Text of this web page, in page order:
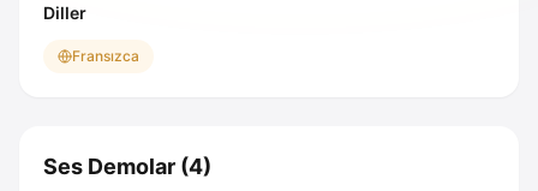
Diller
Fransızca
Ses Demolar (4)